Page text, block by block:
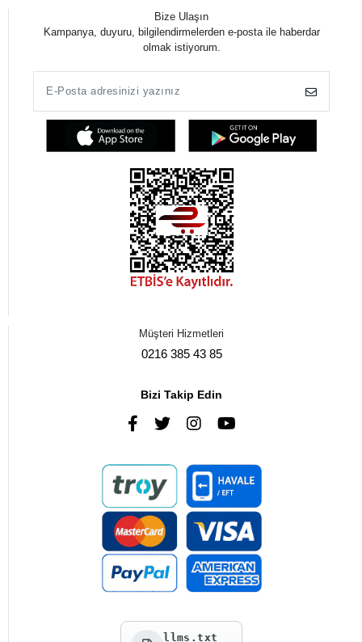
Bize Ulaşın
Kampanya, duyuru, bilgilendirmelerden e-posta ile haberdar
olmak istiyorum.
Müşteri Hizmetleri
0216 385 43 85
Bizi Takip Edin
llms.txt